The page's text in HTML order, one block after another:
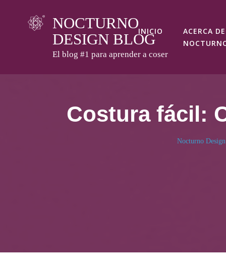
NOCTURNO
DESIGN BLOG
El blog #1 para aprender a coser
INICIO
ACERCA DE
Costura fácil:
Nocturno